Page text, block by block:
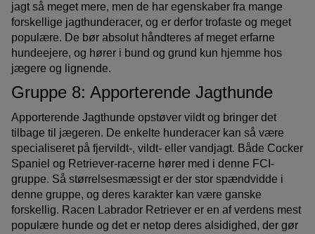
jagt så meget mere, men de har egenskaber fra mange
forskellige jagthunderacer, og er derfor trofaste og meget
populære. De bør absolut håndteres af meget erfarne
hundeejere, og hører i bund og grund kun hjemme hos
jægere og lignende.
Gruppe 8: Apporterende Jagthunde
Apporterende Jagthunde opstøver vildt og bringer det
tilbage til jægeren. De enkelte hunderacer kan så være
specialiseret på fjervildt-, vildt- eller vandjagt. Både Cocker
Spaniel og Retriever-racerne hører med i denne FCI-
gruppe. Så størrelsesmæssigt er der stor spændvidde i
denne gruppe, og deres karakter kan være ganske
forskellig. Racen Labrador Retriever er en af verdens mest
populære hunde og det er netop deres alsidighed, der gør